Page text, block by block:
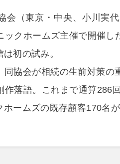
会（東京・中央、小川実
ックホームズ主催で開催
初の試み。
同協会が相続の生前対策
作落語。これまで通算286
ームズの既存顧客170名が